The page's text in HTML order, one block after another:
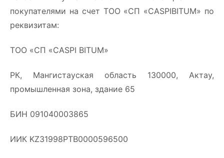
покупателями на счет ТОО «СП «CASPIBITUM» по
реквизитам:
ТОО «СП «CASPI BITUM»
РК, Мангистауская область 130000, Актау,
промышленная зона, здание 65
БИН 091040003865
ИИК KZ31998PTB0000596500